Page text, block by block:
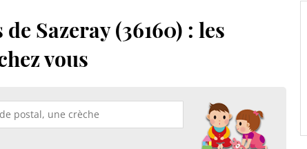
Sazeray (36160) : les
vous